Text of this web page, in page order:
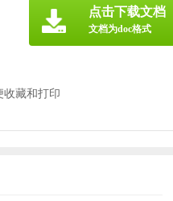
收藏和打印
点击下载文档
文档为doc格式